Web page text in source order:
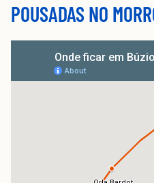
POUSADAS NO